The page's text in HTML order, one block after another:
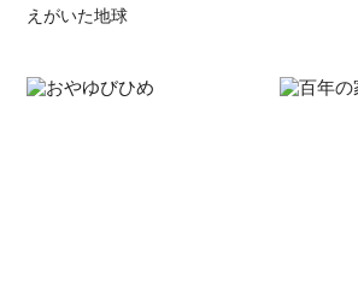
えがいた地球